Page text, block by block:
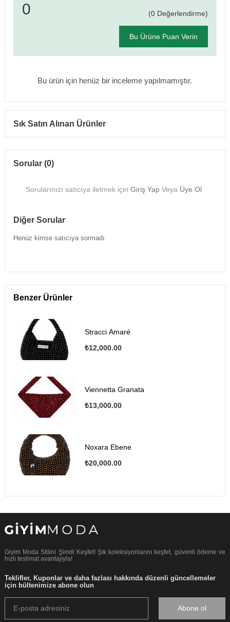
0 (0 Değerlendirme)
Bu Ürüne Puan Verin
Bu ürün için henüz bir inceleme yapılmamıştır.
Sık Satın Alınan Ürünler
Sorular (0)
Sorularınızı satıcıya iletmek içinGiriş Yap Veya Üye Ol
Diğer Sorular
Henüz kimse satıcıya sormadı
Benzer Ürünler
Stracci Amaré
₺12,000.00
Viennetta Granata
₺13,000.00
Noxara Ebene
₺20,000.00
Giyim Moda Stilini Şimdi Keşfet! Şık koleksiyonlarını keşfet, güvenli ödeme ve
hızlı teslimat avantajıyla!
Teklifler, Kuponlar ve daha fazlası hakkında düzenli güncellemeler
için bültenimize abone olun
Abone ol